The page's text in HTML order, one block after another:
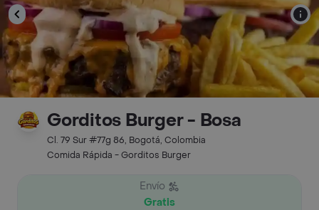
Gorditos Burger - Bosa
Cl. 79 Sur #77g 86, Bogotá, Colombia
Comida Rápida - Gorditos Burger
Envío
Gratis